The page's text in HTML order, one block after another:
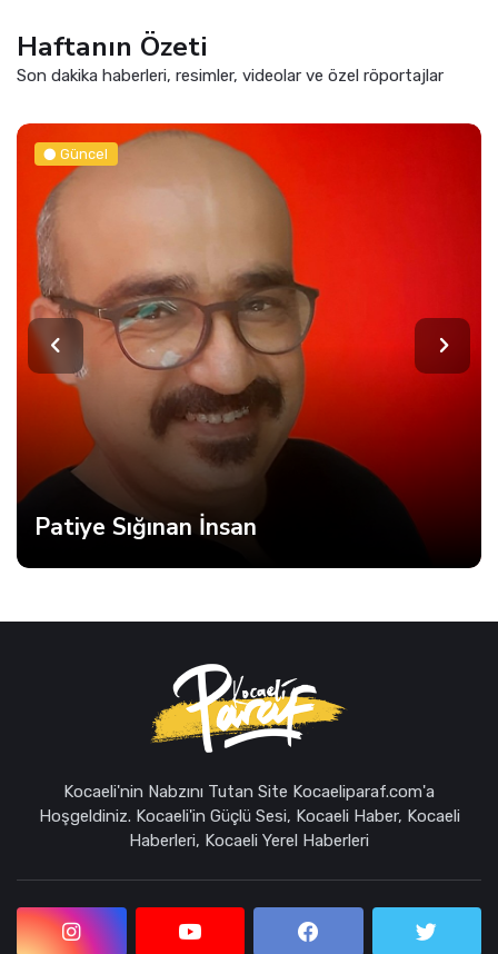
Haftanın Özeti
Son dakika haberleri, resimler, videolar ve özel röportajlar
Güncel
Patiye Sığınan İnsan
Kocaeli'nin Nabzını Tutan Site Kocaeliparaf.com'a
Hoşgeldiniz. Kocaeli'in Güçlü Sesi, Kocaeli Haber, Kocaeli
Haberleri, Kocaeli Yerel Haberleri